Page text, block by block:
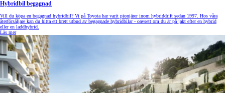
Hybridbil begagnad
Vill du köpa en begagnad hybridbil? Vi på Toyota har varit pionjärer inom hybriddrift sedan 1997. Hos våra
återförsäljare kan du hitta ett brett utbud av begagnade hybridbilar - oavsett om du är på jakt efter en hybrid
eller en laddhybrid.
Läs mer